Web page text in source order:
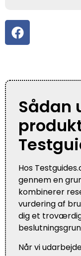
Sådan
Hos
gennem en
kombinerer
vurdering af
dig et
Når vi